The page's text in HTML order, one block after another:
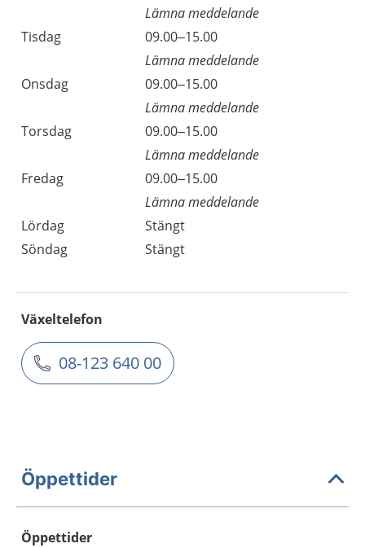
Lämna meddelande
Tisdag
09.00–15.00
Lämna meddelande
Onsdag
09.00–15.00
Lämna meddelande
Torsdag
09.00–15.00
Lämna meddelande
Fredag
09.00–15.00
Lämna meddelande
Lördag
Stängt
Söndag
Stängt
Växeltelefon
08-123 640 00
Öppettider
Öppettider